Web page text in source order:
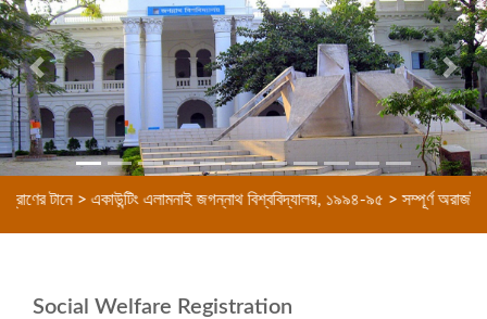
Previous Next
টানে > একাউন্টিং এলামনাই জগন্নাথ বিশ্ববিদ্যালয়, ১৯৯৪-৯৫ > সম্পূর্ণ
Social Welfare Registration